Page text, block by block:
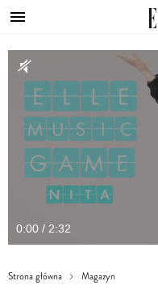
0:00 / 2:32
Strona główna Magazyn